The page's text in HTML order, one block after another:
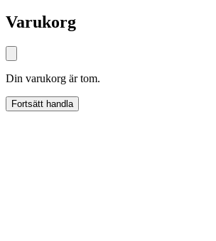
Varukorg
Din varukorg är tom.
Fortsätt handla